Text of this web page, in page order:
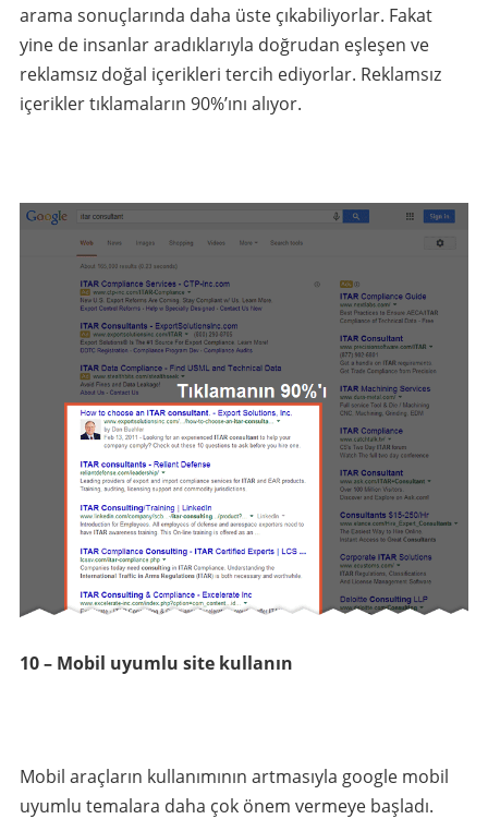
arama sonuçlarında daha üste çıkabiliyorlar. Fakat
yine de insanlar aradıklarıyla doğrudan eşleşen ve
reklamsız doğal içerikleri tercih ediyorlar. Reklamsız
içerikler tıklamaların 90%’ını alıyor.
10 – Mobil uyumlu site kullanın
Mobil araçların kullanımının artmasıyla google mobil
uyumlu temalara daha çok önem vermeye başladı.